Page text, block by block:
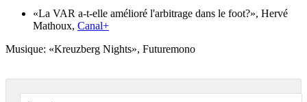
«La VAR a-t-elle amélioré l'arbitrage dans le foot?», Hervé
Mathoux, Canal+
Musique: «Kreuzberg Nights», Futuremono